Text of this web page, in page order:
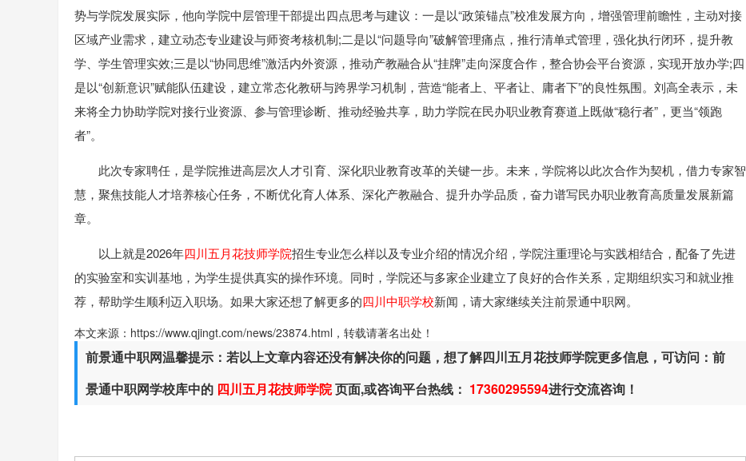
势与学院发展实际，他向学院中层管理干部提出四点思考与建议：一是以“政策锚点”校准发展方向，增强管理前瞻性，主动对接
区域产业需求，建立动态专业建设与师资考核机制;二是以“问题导向”破解管理痛点，推行清单式管理，强化执行闭环，提升教
学、学生管理实效;三是以“协同思维”激活内外资源，推动产教融合从“挂牌”走向深度合作，整合协会平台资源，实现开放办学;四
是以“创新意识”赋能队伍建设，建立常态化教研与跨界学习机制，营造“能者上、平者让、庸者下”的良性氛围。刘高全表示，未
来将全力协助学院对接行业资源、参与管理诊断、推动经验共享，助力学院在民办职业教育赛道上既做“稳行者”，更当“领跑
者”。
此次专家聘任，是学院推进高层次人才引育、深化职业教育改革的关键一步。未来，学院将以此次合作为契机，借力专家智
慧，聚焦技能人才培养核心任务，不断优化育人体系、深化产教融合、提升办学品质，奋力谱写民办职业教育高质量发展新篇
章。
以上就是2026年四川五月花技师学院招生专业怎么样以及专业介绍的情况介绍，学院注重理论与实践相结合，配备了先进
的实验室和实训基地，为学生提供真实的操作环境。同时，学院还与多家企业建立了良好的合作关系，定期组织实习和就业推
荐，帮助学生顺利迈入职场。如果大家还想了解更多的四川中职学校新闻，请大家继续关注前景通中职网。
本文来源：https://www.qjingt.com/news/23874.html，转载请著名出处！
前景通中职网温馨提示：若以上文章内容还没有解决你的问题，想了解四川五月花技师学院更多信息，可访问：前
景通中职网学校库中的 四川五月花技师学院页面,或咨询平台热线： 17360295594进行交流咨询！